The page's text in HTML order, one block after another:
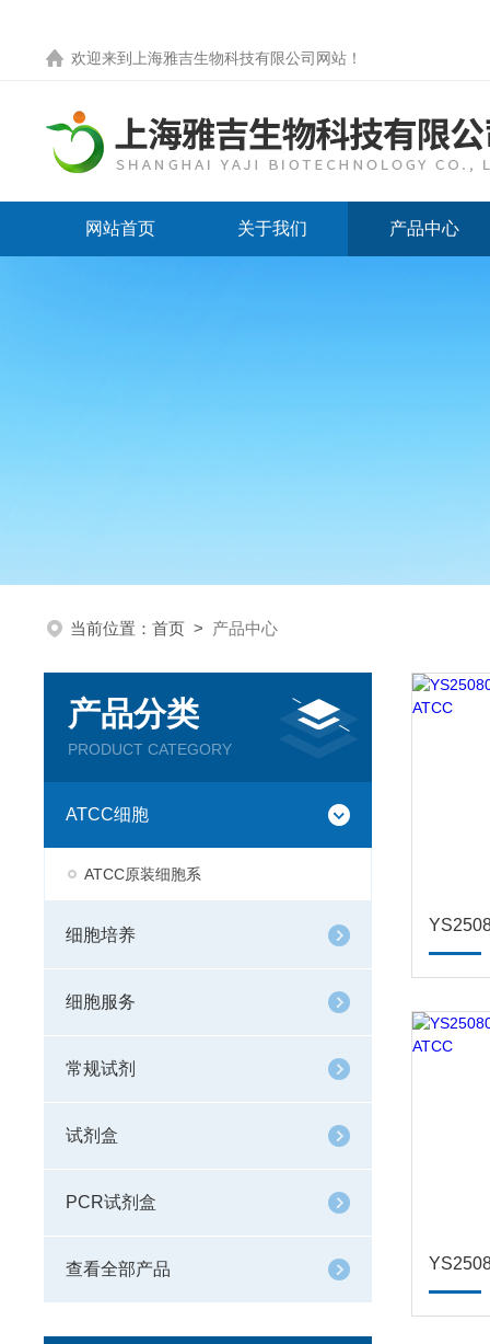
欢迎来到 上海雅吉生物科技有限公司网站 ！
网站首页 关于我们 产品中心
当前位置： 首页 > 产品中心
产品分类
PRODUCT CATEGORY
ATCC细胞
ATCC原装细胞系
细胞培养
细胞服务
常规试剂
试剂盒
PCR试剂盒
查看全部产品